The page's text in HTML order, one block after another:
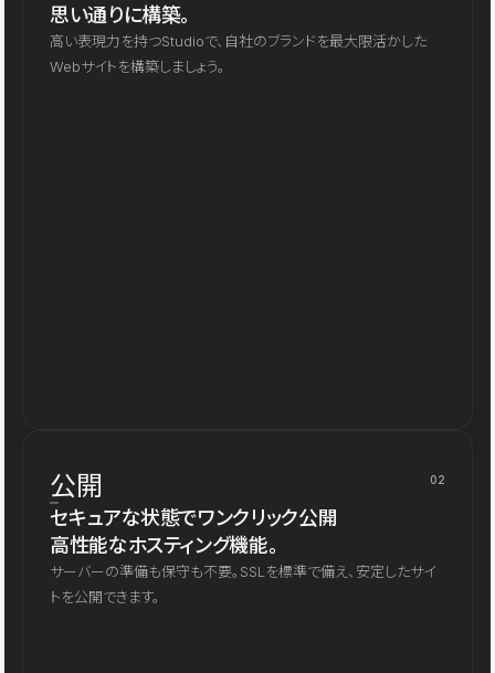
思い通りに構築。
高い表現力を持つStudioで、自社のブランドを最大限活かした
Webサイトを構築しましょう。
公開 02
セキュアな状態でワンクリック公開
高性能なホスティング機能。
サーバーの準備も保守も不要。SSLを標準で備え、安定したサイ
トを公開できます。